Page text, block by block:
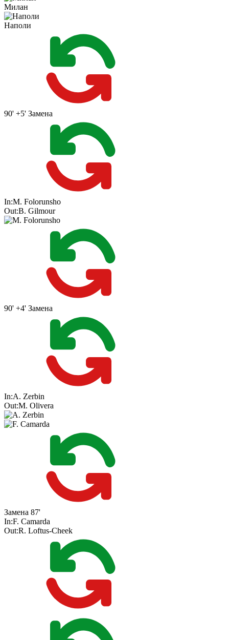
Милан
Наполи
90' +5' Замена
In:M. Folorunsho
Out:B. Gilmour
90' +4' Замена
In:A. Zerbin
Out:M. Olivera
Замена 87'
In:F. Camarda
Out:R. Loftus-Cheek